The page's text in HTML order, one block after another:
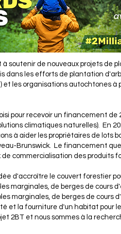
soutenir de nouveaux projets de
dans les efforts de plantation
les organisations autochtones à
pour recevoir un financement de
climatiques naturelles). En
à aider les propriétaires de lots
Brunswick. Le financement
commercialisation des produits
d'accroître le couvert forestier
marginales, de berges de cours
marginales, de berges de cours
et la fourniture d'un habitat pour
2BT et nous sommes à la